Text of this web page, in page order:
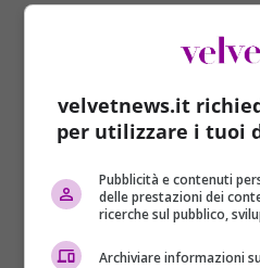
L’artista immagina un Dio
attraverso i piaceri della
liberarli dal peccato. È
dell’unione che la colpa,
verità e amore, per un
argentino, a partire dagli
esprimersi con i
graffiti sui
per poi evolvere in unostile
dialogo acceso, per
figurativo dove l’uomo si fa
velvetnews.it
per utilizzare i tuoi
Pubblicità e contenuti
delle prestazioni dei
ricerche sul pubblico,
Archiviare informazioni